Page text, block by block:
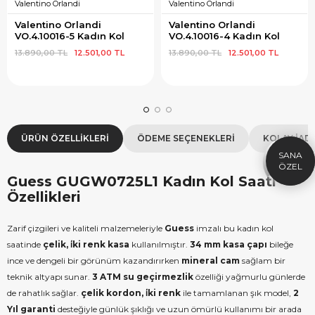
Valentino Orlandi
Valentino Orlandi
VO.4.10016-5 Kadın Kol
12.501,00 TL
13.890,00 TL
Valentino Orlandi
Valentino Orlandi
VO.4.10016-4 Kadın Kol
12.501,00 TL
13.890,00 TL
ÜRÜN ÖZELLIKLERI ÖDEME SEÇENEKLERI KOLAY
Guess GUGW0725L1 Kadın Kol Saati
Özellikleri
Zarif çizgileri ve kaliteli malzemeleriyle Guess imzalı bu kadın kol
saatinde çelik, i̇ki renk kasa kullanılmıştır. 34 mm kasa çapı bileğe
ince ve dengeli bir görünüm kazandırırken mineral cam sağlam bir
teknik altyapı sunar. 3 ATM su geçirmezlik özelliği yağmurlu günlerde
de rahatlık sağlar. çelik kordon, i̇ki renk ile tamamlanan şık model, 2
Yıl garanti desteğiyle günlük şıklığı ve uzun ömürlü kullanımı bir arada
HEDIYE
ÇEKI
9.999 TL üzeri alışverişe özel
HEDIYE1000
KOPYALA